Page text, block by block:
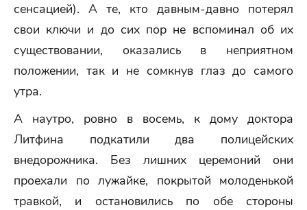
сенсацией). А те, кто давным-давно потерял
свои ключи и до сих пор не вспоминал об их
существовании, оказались в неприятном
положении, так и не сомкнув глаз до самого
утра.
А наутро, ровно в восемь, к дому доктора
Литфина подкатили два полицейских
внедорожника. Без лишних церемоний они
проехали по лужайке, покрытой молоденькой
травкой, и остановились по обе стороны